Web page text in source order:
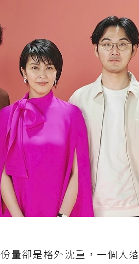
卻是格外沈重，一個人